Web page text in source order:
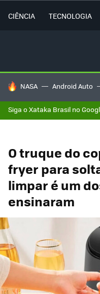
CIÊNCIA TECNOLOGIA
TENDÊNCIAS DO DIA
NASA Android Auto
Siga o Xataka Brasil no
O truque do
fryer para
limpar é um
ensinaram